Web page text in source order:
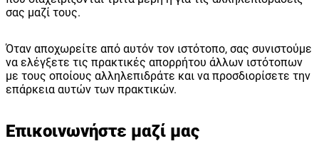
σας μαζί τους.
Όταν αποχωρείτε από αυτόν τον ιστότοπο, σας συνιστούμε
να ελέγξετε τις πρακτικές απορρήτου άλλων ιστότοπων
με τους οποίους αλληλεπιδράτε και να προσδιορίσετε την
επάρκεια αυτών των πρακτικών.
Επικοινωνήστε μαζί μας